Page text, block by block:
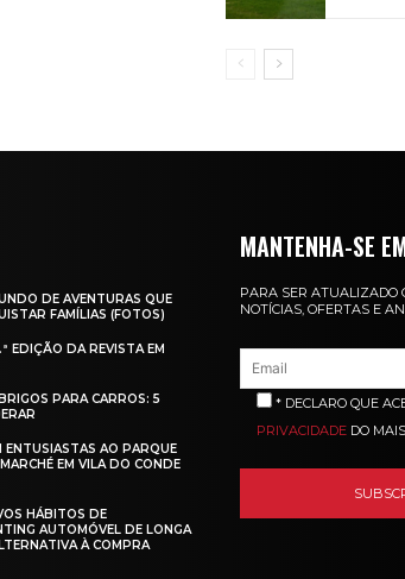
DE AVENTURAS QUE
FAMÍLIAS (FOTOS)
EDIÇÃO DA REVISTA EM
PARA CARROS: 5
ENTUSIASTAS AO PARQUE
EM VILA DO CONDE
HÁBITOS DE
AUTOMÓVEL DE LONGA
À COMPRA
MANTENHA-SE
PARA SER ATUALIZADO
NOTÍCIAS, OFERTAS E
* DECLARO QUE
PRIVACIDADE DO